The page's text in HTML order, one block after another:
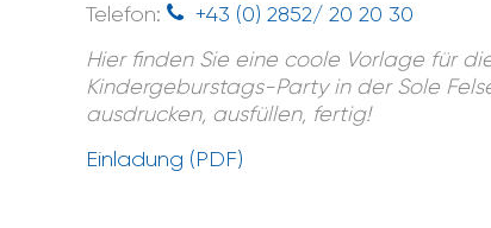
Telefon:
+43 (0) 2852/ 20 20 30
Hier finden Sie eine coole Vorlage für
Kindergeburstags-Party in der Sole
ausdrucken, ausfüllen, fertig!
Einladung (PDF)